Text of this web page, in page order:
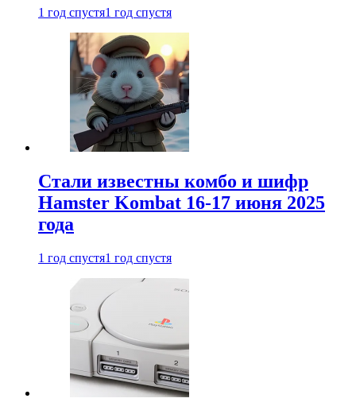
1 год спустя1 год спустя
Стали известны комбо и шифр
Hamster Kombat 16-17 июня 2025
года
1 год спустя1 год спустя